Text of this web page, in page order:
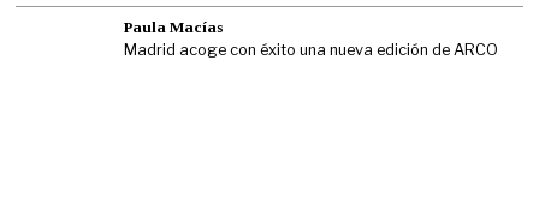
Paula Macías
Madrid acoge con éxito una nueva edición de ARCO